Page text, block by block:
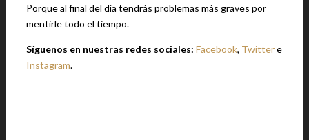
Porque al final del día tendrás problemas más graves por
mentirle todo el tiempo.
Síguenos en nuestras redes sociales: Facebook, Twittere
Instagram.